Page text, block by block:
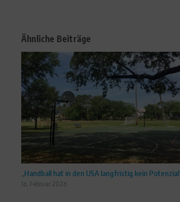
Ähnliche Beiträge
„Handball hat in den USA langfristig kein
16. Februar 2026